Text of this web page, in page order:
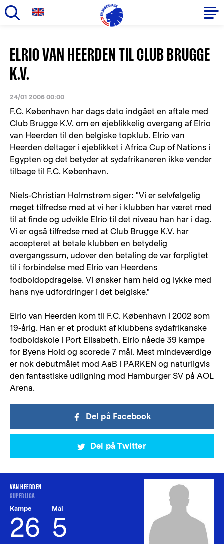
hovedindhold
Primær
navigation
ELRIO VAN HEERDEN TIL CLUB BRUGGE
K.V.
24/01 2006 00:00
F.C. København har dags dato indgået en aftale med
Club Brugge K.V. om en øjeblikkelig overgang af Elrio
van Heerden til den belgiske topklub. Elrio van
Heerden deltager i øjeblikket i Africa Cup of Nations i
Egypten og det betyder at sydafrikaneren ikke vender
tilbage til F.C. København.
Niels-Christian Holmstrøm siger: "Vi er selvfølgelig
meget tilfredse med at vi her i klubben har været med
til at finde og udvikle Elrio til det niveau han har i dag.
Vi er også tilfredse med at Club Brugge K.V. har
accepteret at betale klubben en betydelig
overgangssum, udover den betaling de var forpligtet
til i forbindelse med Elrio van Heerdens
fodboldopdragelse. Vi ønsker ham held og lykke med
hans nye udfordringer i det belgiske."
Elrio van Heerden kom til F.C. København i 2002 som
19-årig. Han er et produkt af klubbens sydafrikanske
fodboldskole i Port Elisabeth. Elrio nåede 39 kampe
for Byens Hold og scorede 7 mål. Mest mindeværdige
er nok debutmålet mod AaB i PARKEN og naturligvis
den fantastiske udligning mod Hamburger SV på AOL
Arena.
Del på Facebook
Del på Twitter
VAN HEERDEN
SUPERLIGA
Kampe
26
Mål
5